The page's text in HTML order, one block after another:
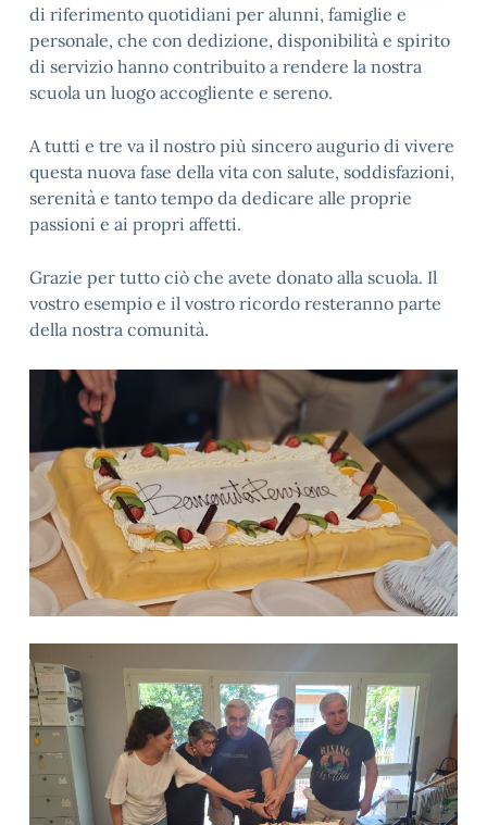
di riferimento quotidiani per alunni, famiglie e
personale, che con dedizione, disponibilità e spirito
di servizio hanno contribuito a rendere la nostra
scuola un luogo accogliente e sereno.
A tutti e tre va il nostro più sincero augurio di vivere
questa nuova fase della vita con salute, soddisfazioni,
serenità e tanto tempo da dedicare alle proprie
passioni e ai propri affetti.
Grazie per tutto ciò che avete donato alla scuola. Il
vostro esempio e il vostro ricordo resteranno parte
della nostra comunità.